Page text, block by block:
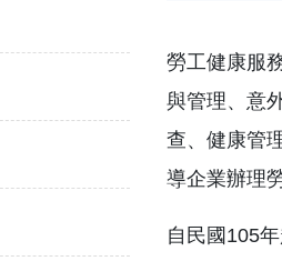
勞工健康服
與管理、意
查、健康管
導企業辦理
自民國105